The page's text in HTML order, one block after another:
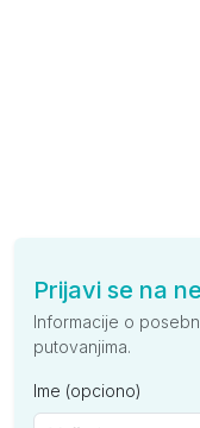
Prijavi se na
Informacije o
putovanjima.
Ime (opciono)